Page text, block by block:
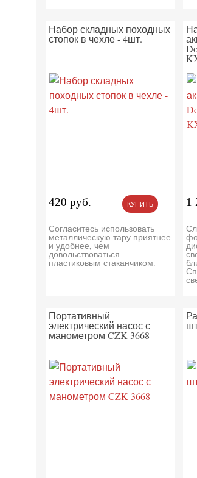
Набор складных походных
стопок в чехле - 4шт.
420 руб. КУПИТЬ
Согласитесь использовать
металлическую тару приятнее
и удобнее, чем
довольствоваться
пластиковым стаканчиком.
1
Портативный
электрический насос с
манометром CZK-3668